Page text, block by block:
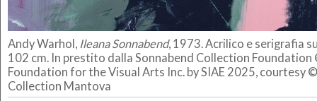
Andy Warhol, Ileana Sonnabend, 1973. Acrilico e serigrafia
102 cm. In prestito dalla Sonnabend Collection
Foundation for the Visual Arts Inc. by SIAE 2025, courtesy
Collection Mantova